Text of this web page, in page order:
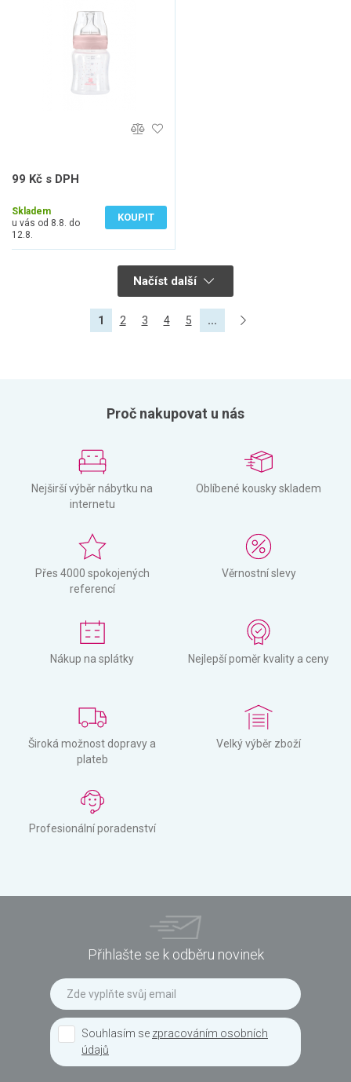
99 Kč s DPH
Skladem
u vás od 8.8. do
12.8.
KOUPIT
Načíst další
1 2 3 4 5 ...
Proč nakupovat u nás
Nejširší výběr nábytku na
internetu
Oblíbené kousky skladem
Přes 4000 spokojených
referencí
Věrnostní slevy
Nákup na splátky Nejlepší poměr kvality a ceny
Široká možnost dopravy a
plateb
Velký výběr zboží
Profesionální poradenství
Přihlašte se k odběru novinek
Souhlasím se zpracováním osobních
údajů